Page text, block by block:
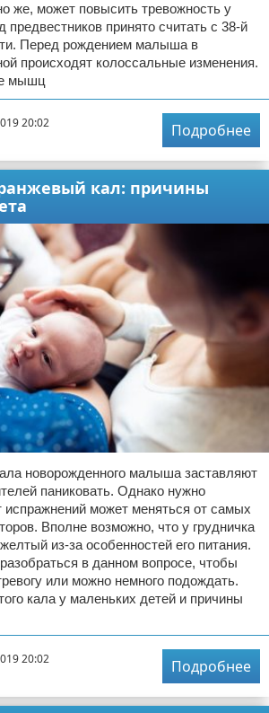
же, может повысить тревожность у
принято считать с 38-й
Перед рождением малыша в
происходят колоссальные изменения.
мышц
20:02
Подробнее
кал: причины
новорожденного малыша заставляют
паниковать. Однако нужно
испражнений может меняться от самых
Вполне возможно, что у грудничка
из-за особенностей его питания.
в данном вопросе, чтобы
или можно немного подождать.
кала у маленьких детей и причины
20:02
Подробнее